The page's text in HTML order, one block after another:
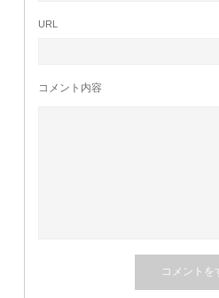
URL
コメント内容